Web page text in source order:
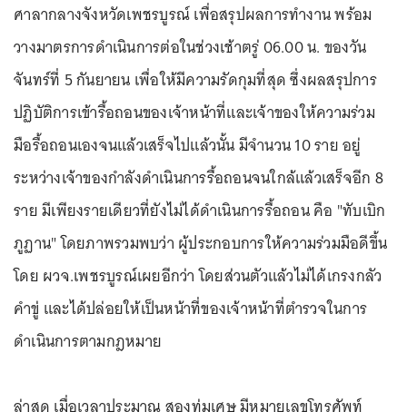
ศาลากลางจังหวัดเพชรบูรณ์ เพื่อสรุปผลการทำงาน พร้อม
วางมาตรการดำเนินการต่อในช่วงเช้าตรู่ 06.00 น. ของวัน
จันทร์ที่ 5 กันยายน เพื่อให้มีความรัดกุมที่สุด ซึ่งผลสรุปการ
ปฏิบัติการเข้ารื้อถอนของเจ้าหน้าที่และเจ้าของให้ความร่วม
มือรื้อถอนเองจนแล้วเสร็จไปแล้วนั้น มีจำนวน 10 ราย อยู่
ระหว่างเจ้าของกำลังดำเนินการรื้อถอนจนใกล้แล้วเสร็จอีก 8
ราย มีเพียงรายเดียวที่ยังไม่ได้ดำเนินการรื้อถอน คือ "ทับเบิก
ภูฏาน" โดยภาพรวมพบว่า ผู้ประกอบการให้ความร่วมมือดีขึ้น
โดย ผวจ.เพชรบูรณ์เผยอีกว่า โดยส่วนตัวแล้วไม่ได้เกรงกลัว
คำขู่ และได้ปล่อยให้เป็นหน้าที่ของเจ้าหน้าที่ตำรวจในการ
ดำเนินการตามกฎหมาย